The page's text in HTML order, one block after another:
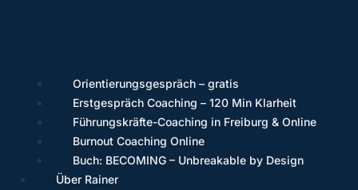
Orientierungsgespräch – gratis
Erstgespräch Coaching – 120 Min Klarheit
Führungskräfte-Coaching in Freiburg & Online
Burnout Coaching Online
Buch: BECOMING – Unbreakable by Design
Über Rainer